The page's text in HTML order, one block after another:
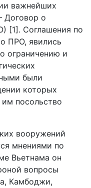
важнейших
Договор о
[1]. Соглашения по
ПРО, явились
ограничению и
были
которых
посольство
вооружений
мнениями по
Вьетнама он
вопросы
Камбоджи,